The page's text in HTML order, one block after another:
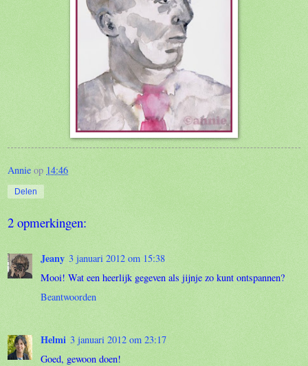
Annie op 14:46
Delen
2 opmerkingen:
Jeany 3 januari 2012 om 15:38
Mooi! Wat een heerlijk gegeven als jijnje zo kunt ontspannen?
Beantwoorden
Helmi 3 januari 2012 om 23:17
Goed, gewoon doen!